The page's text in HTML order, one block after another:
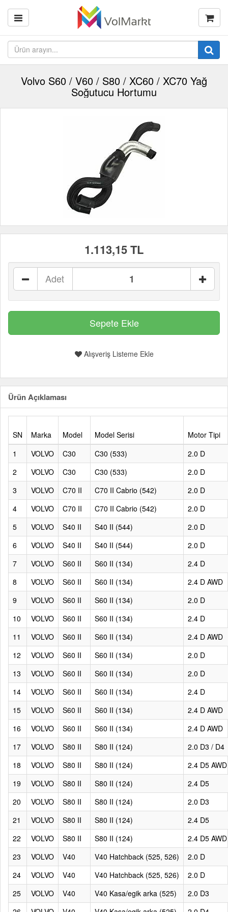
Volvo S60 / V60 / S80 / XC60 / XC70 Yağ
Soğutucu Hortumu
1.113,15 TL
Adet
Alışveriş Listeme Ekle
Ürün Açıklaması
SN Marka Model Model Serisi
Motor Tipi
1
VOLVO C30 C30 (533)
2.0 D
2
VOLVO C30 C30 (533)
2.0 D
3
VOLVO C70 II C70 II Cabrio (542)
2.0 D
4
VOLVO C70 II C70 II Cabrio (542)
2.0 D
5
VOLVO S40 II S40 II (544)
2.0 D
6
VOLVO S40 II S40 II (544)
2.0 D
7
VOLVO S60 II S60 II (134)
2.4 D
8
VOLVO S60 II S60 II (134)
2.4 D AWD
9
VOLVO S60 II S60 II (134)
2.0 D
10
VOLVO S60 II S60 II (134)
2.4 D
11
VOLVO S60 II S60 II (134)
2.4 D AWD
12
VOLVO S60 II S60 II (134)
2.0 D
13
VOLVO S60 II S60 II (134)
2.0 D
14
VOLVO S60 II S60 II (134)
2.4 D
15
VOLVO S60 II S60 II (134)
2.4 D AWD
16
VOLVO S60 II S60 II (134)
2.4 D AWD
17
VOLVO S80 II S80 II (124)
2.0 D3 / D4
18
VOLVO S80 II S80 II (124)
2.4 D5 AWD
19
VOLVO S80 II S80 II (124)
2.4 D5
20
VOLVO S80 II S80 II (124)
2.0 D3
21
VOLVO S80 II S80 II (124)
2.4 D5
22
VOLVO S80 II S80 II (124)
2.4 D5 AWD
23
VOLVO V40 V40 Hatchback (525, 526)
2.0 D
24
VOLVO V40 V40 Hatchback (525, 526)
2.0 D
25
VOLVO V40 V40 Kasa/egik arka (525)
2.0 D3